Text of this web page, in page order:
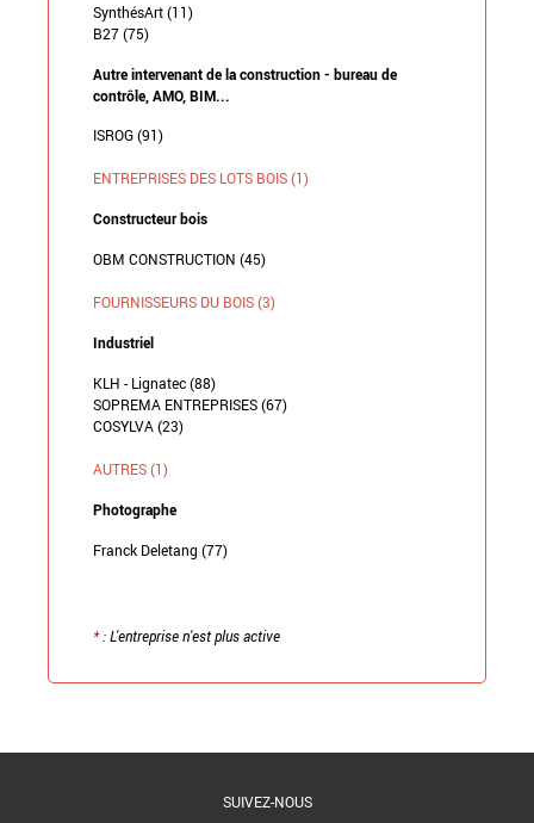
SynthésArt (11)
B27 (75)
Autre intervenant de la construction - bureau de
contrôle, AMO, BIM...
ISROG (91)
ENTREPRISES DES LOTS BOIS (1)
Constructeur bois
OBM CONSTRUCTION (45)
FOURNISSEURS DU BOIS (3)
Industriel
KLH - Lignatec (88)
SOPREMA ENTREPRISES (67)
COSYLVA (23)
AUTRES (1)
Photographe
Franck Deletang (77)
*: L'entreprise n'est plus active
SUIVEZ-NOUS